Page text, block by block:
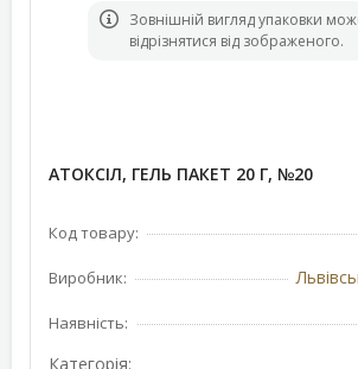
Зовнішній вигляд упаковки
відрізнятися від зображеного.
АТОКСІЛ, ГЕЛЬ ПАКЕТ 20 Г, №20
Код товару:
Виробник:
Наявність:
Категорія: